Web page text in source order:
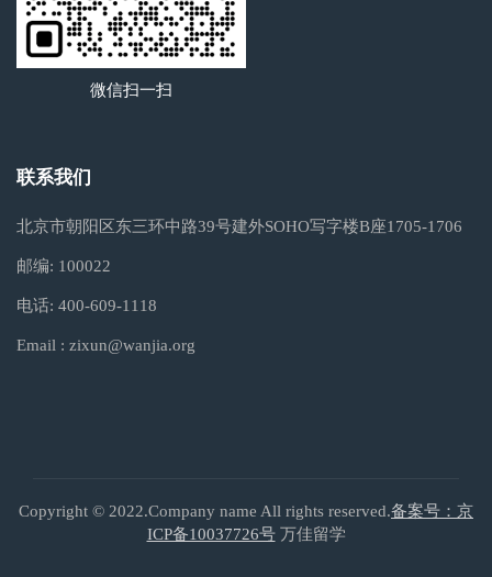
微信扫一扫
联系我们
北京市朝阳区东三环中路39号建外SOHO写字楼B座1705-1706
邮编: 100022
电话: 400-609-1118
Email : zixun@wanjia.org
Copyright © 2022.Company name All rights reserved.备案号：京
ICP备10037726号万佳留学